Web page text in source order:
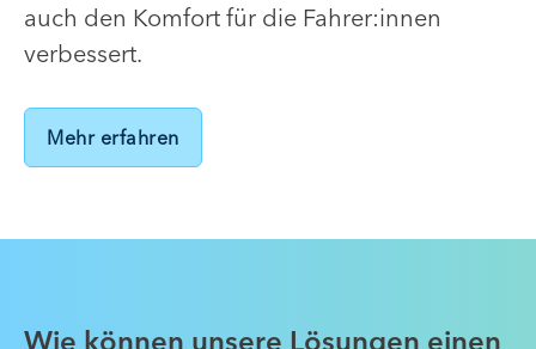
auch den Komfort für die Fahrer:innen
verbessert.
Mehr erfahren
Wie können unsere Lösungen einen